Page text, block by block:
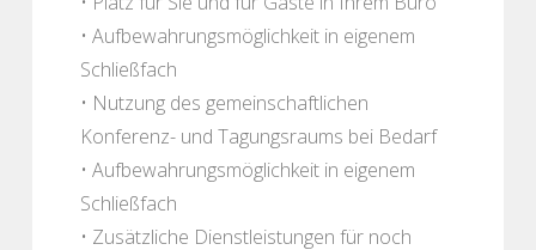
• Aufbewahrungsmöglichkeit in eigenem
Schließfach
• Nutzung des gemeinschaftlichen
Konferenz- und Tagungsraums bei Bedarf
• Aufbewahrungsmöglichkeit in eigenem
Schließfach
• Zusätzliche Dienstleistungen für noch